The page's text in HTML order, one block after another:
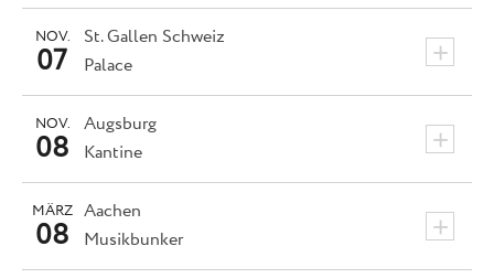
St. Gallen Schweiz +
NOV.
07 Palace
Augsburg +
NOV.
08 Kantine
Aachen +
MÄRZ
08 Musikbunker